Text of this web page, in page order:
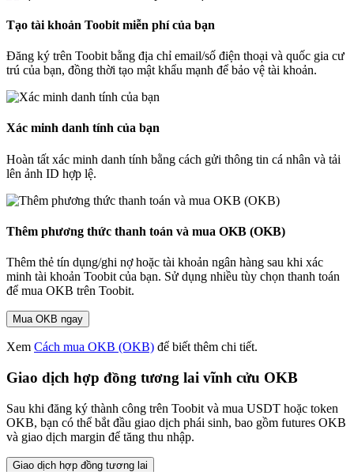
Tạo tài khoản Toobit miễn phí của bạn
Đăng ký trên Toobit bằng địa chỉ email/số điện thoại và quốc gia cư
trú của bạn, đồng thời tạo mật khẩu mạnh để bảo vệ tài khoản.
Xác minh danh tính của bạn
Hoàn tất xác minh danh tính bằng cách gửi thông tin cá nhân và tải
lên ảnh ID hợp lệ.
Thêm phương thức thanh toán và mua OKB (OKB)
Thêm thẻ tín dụng/ghi nợ hoặc tài khoản ngân hàng sau khi xác
minh tài khoản Toobit của bạn. Sử dụng nhiều tùy chọn thanh toán
để mua OKB trên Toobit.
Mua OKB ngay
Xem Cách mua OKB (OKB) để biết thêm chi tiết.
Giao dịch hợp đồng tương lai vĩnh cửu OKB
Sau khi đăng ký thành công trên Toobit và mua USDT hoặc token
OKB, bạn có thể bắt đầu giao dịch phái sinh, bao gồm futures OKB
và giao dịch margin để tăng thu nhập.
Giao dịch hợp đồng tương lai